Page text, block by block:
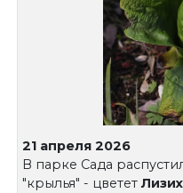
21 апреля 2026
В парке Сада
"крылья" - цветет